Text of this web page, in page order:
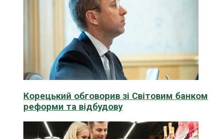
Корецький обговорив зі Світовим банком
реформи та відбудову